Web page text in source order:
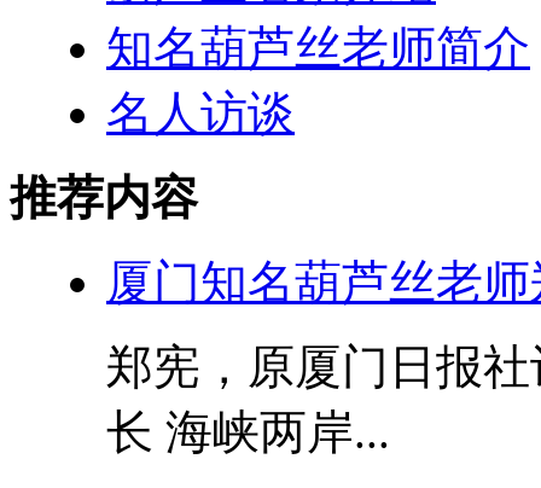
知名葫芦丝老师简介
名人访谈
推荐内容
厦门知名葫芦丝老
郑宪，原厦门日报
长 海峡两岸...